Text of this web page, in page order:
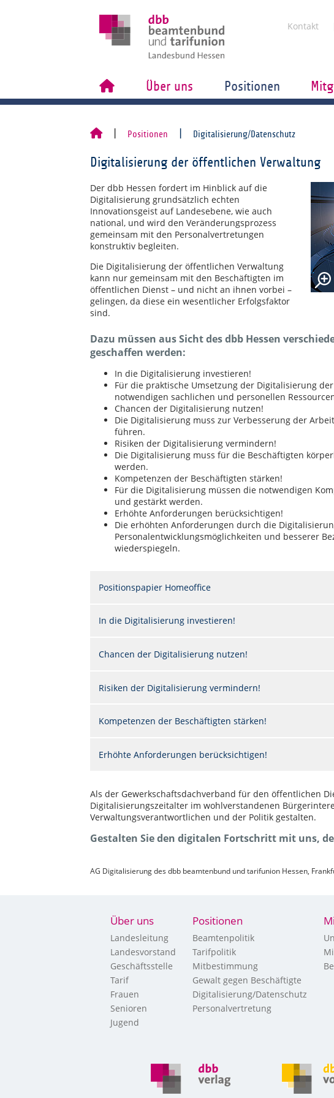
Kontakt
Über uns Positionen
Positionen Digitalisierung/Datenschutz
Digitalisierung der öffentlichen Verwaltung
Der dbb Hessen fordert im Hinblick auf die
Digitalisierung grundsätzlich echten
Innovationsgeist auf Landesebene, wie auch
national, und wird den Veränderungsprozess
gemeinsam mit den Personalvertretungen
konstruktiv begleiten.
Die Digitalisierung der öffentlichen Verwaltung
kann nur gemeinsam mit den Beschäftigten im
öffentlichen Dienst – und nicht an ihnen vorbei –
gelingen, da diese ein wesentlicher Erfolgsfaktor
sind.
Dazu müssen aus Sicht des dbb Hessen
geschaffen werden:
In die Digitalisierung investieren!
Für die praktische Umsetzung der Digitalisierung
notwendigen sachlichen und personellen
Chancen der Digitalisierung nutzen!
Die Digitalisierung muss zur Verbesserung der
führen.
Risiken der Digitalisierung vermindern!
Die Digitalisierung muss für die Beschäftigten
werden.
Kompetenzen der Beschäftigten stärken!
Für die Digitalisierung müssen die notwendigen
und gestärkt werden.
Erhöhte Anforderungen berücksichtigen!
Die erhöhten Anforderungen durch die
Personalentwicklungsmöglichkeiten und besserer
wiederspiegeln.
Positionspapier Homeoffice
In die Digitalisierung investieren!
Chancen der Digitalisierung nutzen!
Risiken der Digitalisierung vermindern!
Kompetenzen der Beschäftigten stärken!
Erhöhte Anforderungen berücksichtigen!
Als der Gewerkschaftsdachverband für den öffentlichen
Digitalisierungszeitalter im wohlverstandenen
Verwaltungsverantwortlichen und der Politik gestalten.
Gestalten Sie den digitalen Fortschritt mit uns,
AG Digitalisierung des dbb beamtenbund und tarifunion Hessen,
Über uns
Landesleitung
Landesvorstand
Geschäftsstelle
Tarif
Frauen
Senioren
Jugend
Positionen
Beamtenpolitik
Tarifpolitik
Mitbestimmung
Gewalt gegen Beschäftigte
Digitalisierung/Datenschutz
Personalvertretung